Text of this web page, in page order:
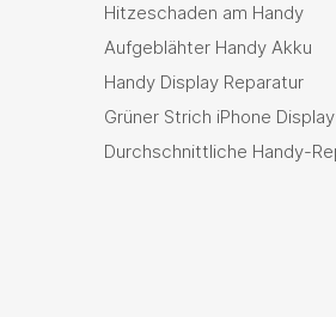
Hitzeschaden am Handy
Aufgeblähter Handy Akku
Handy Display Reparatur
Grüner Strich iPhone Display
Durchschnittliche Handy-